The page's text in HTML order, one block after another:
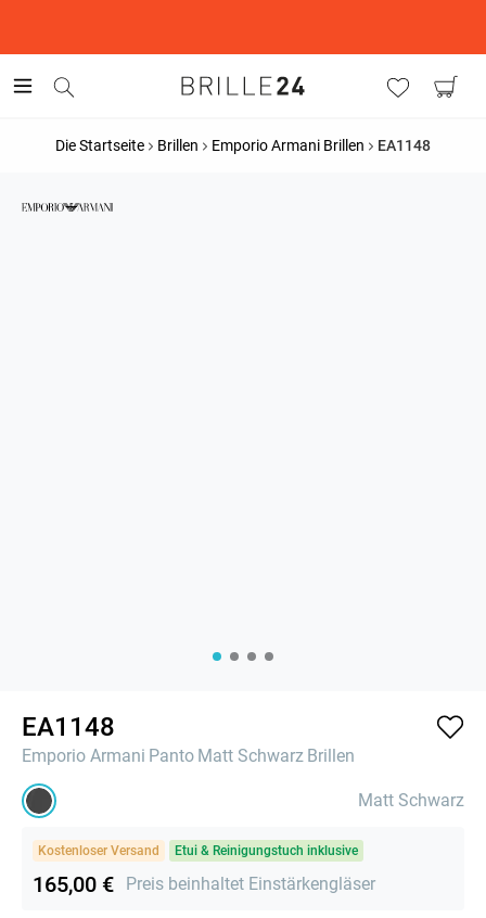
Die Startseite Brillen Emporio Armani Brillen EA1148
EA1148
Emporio Armani Panto Matt Schwarz Brillen
Matt Schwarz
Kostenloser Versand Etui & Reinigungstuch inklusive
165,00 € Preis beinhaltet Einstärkengläser